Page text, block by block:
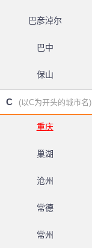
巴彦淖尔
巴中
保山
C (以C为开头的城市名)
重庆
巢湖
沧州
常德
常州